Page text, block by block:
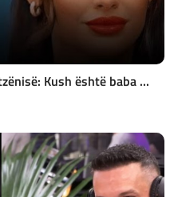
Kush është baba ...